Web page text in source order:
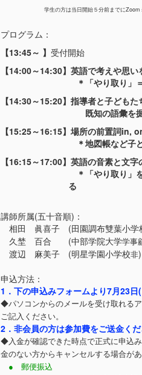
学生の方は当日開始５分前までにZoomミーテ
プログラム：
【13:45～ 】 受付開始
【14:00～14:30】英語で考えや思
＊「やり取り」
【14:30～15:20】指導者と子ども
既知の語彙を掘
【15:25～16:15】場所の前置詞in,
＊地図帳など子
【16:15～17:00】英語の音素と文
＊「やり取り」
る
講師所属(五十音順)：
相田 眞喜子 (田園調布雙葉小学
久埜 百合 (中部学院大学学事
渡辺 麻美子 (明星学園小学校非)
申込方法：
1．下の申込みフォームより7月23日
◆パソコンからのメールを受け取れる
ご記入ください。
2．非会員の方は参加費をご送金くだ
◆入金が確認できた時点で正式に申込
金のない方からキャンセルする場合が
● 郵便振込